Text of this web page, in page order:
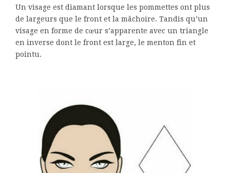
Un visage est diamant lorsque les pommettes ont plus
de largeurs que le front et la mâchoire. Tandis qu’un
visage en forme de cœur s’apparente avec un triangle
en inverse dont le front est large, le menton fin et
pointu.